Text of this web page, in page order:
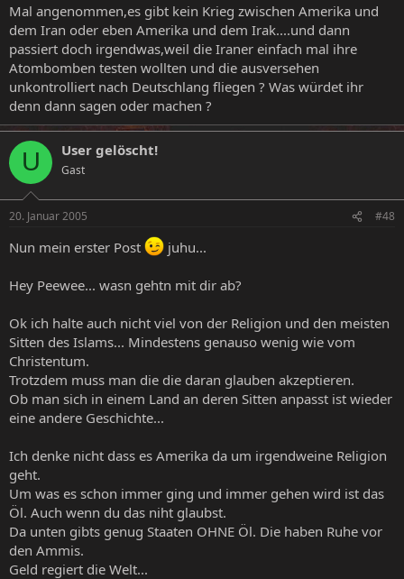
Mal angenommen,es gibt kein Krieg zwischen Amerika und
dem Iran oder eben Amerika und dem Irak....und dann
passiert doch irgendwas,weil die Iraner einfach mal ihre
Atombomben testen wollten und die ausversehen
unkontrolliert nach Deutschlang fliegen ? Was würdet ihr
denn dann sagen oder machen ?
U User gelöscht!
Gast
20. Januar 2005 #48
Nun mein erster Post juhu...
Hey Peewee... wasn gehtn mit dir ab?
Ok ich halte auch nicht viel von der Religion und den meisten
Sitten des Islams... Mindestens genauso wenig wie vom
Christentum.
Trotzdem muss man die die daran glauben akzeptieren.
Ob man sich in einem Land an deren Sitten anpasst ist wieder
eine andere Geschichte...
Ich denke nicht dass es Amerika da um irgendweine Religion
geht.
Um was es schon immer ging und immer gehen wird ist das
Öl. Auch wenn du das niht glaubst.
Da unten gibts genug Staaten OHNE Öl. Die haben Ruhe vor
den Ammis.
Geld regiert die Welt...